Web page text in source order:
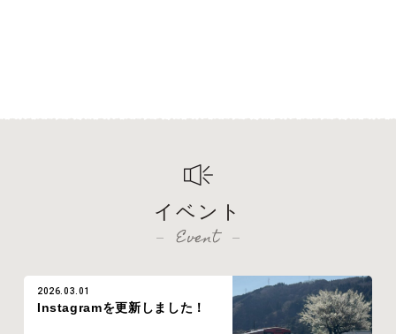
イベント
Event
2026.03.01
Instagramを更新しました！